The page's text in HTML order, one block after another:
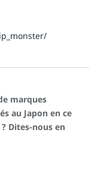
marques
au Japon en ce
Dites-nous en